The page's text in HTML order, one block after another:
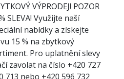
VÝPRODEJ! POZOR
SLEVA! Využijte naší
nabídky a získejte
15 % na zbytkový
Pro uplatnění slevy
zavolat na číslo +420 727
713 nebo +420 596 732